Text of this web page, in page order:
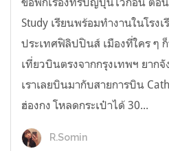
Study เรียนพร้อมทำงานในโรง
ประเทศฟิลิปปินส์ เมืองที่ใคร ๆ
เที่ยวบินตรงจากกรุงเทพฯ ยาก
เราเลยบินมากับสายการบิน
ฮ่องกง โหลดกระเป๋าได้ 30...
R.Somin